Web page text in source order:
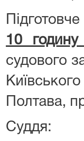
10
судового
Полтава,